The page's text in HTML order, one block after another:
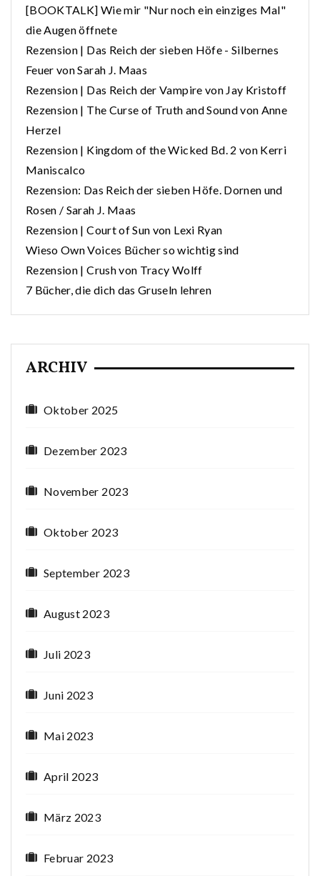
[BOOKTALK] Wie mir "Nur noch ein einziges Mal"
die Augen öffnete
Rezension | Das Reich der sieben Höfe - Silbernes
Feuer von Sarah J. Maas
Rezension | Das Reich der Vampire von Jay Kristoff
Rezension | The Curse of Truth and Sound von Anne
Herzel
Rezension | Kingdom of the Wicked Bd. 2 von Kerri
Maniscalco
Rezension: Das Reich der sieben Höfe. Dornen und
Rosen / Sarah J. Maas
Rezension | Court of Sun von Lexi Ryan
Wieso Own Voices Bücher so wichtig sind
Rezension | Crush von Tracy Wolff
7 Bücher, die dich das Gruseln lehren
ARCHIV
Oktober 2025
Dezember 2023
November 2023
Oktober 2023
September 2023
August 2023
Juli 2023
Juni 2023
Mai 2023
April 2023
März 2023
Februar 2023